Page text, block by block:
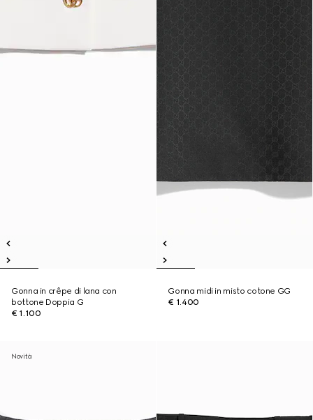
Gonna in crêpe di lana con
bottone Doppia G
€ 1.100
Gonna midi in misto cotone GG
€ 1.400
Novità